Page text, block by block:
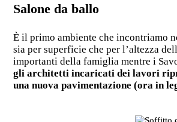
Salone da ballo
È il primo ambiente che incontriamo
sia per superficie che per l’altezza
importanti della famiglia mentre i
gli architetti incaricati dei lavori
una nuova pavimentazione (ora in